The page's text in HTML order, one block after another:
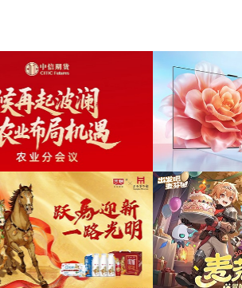
为华为Vision智慧屏6鸿蒙智家技术发布会精
华剪项目提供音乐版权
为